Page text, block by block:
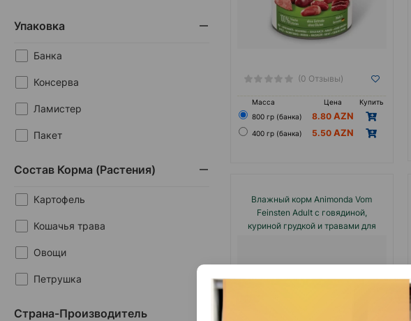
Упаковка
Банка
Консерва
Ламистер
Пакет
Состав Корма (растения)
Картофель
Кошачья трава
Овощи
Петрушка
Страна-Производитель
(0 Отзывы)
Масса Цена
Купить
800 гр (банка)
8.80
400 гр (банка) 5.50
Влажный корм Animonda Vom
Feinsten Adult с говядиной,
куриной грудкой и травами для